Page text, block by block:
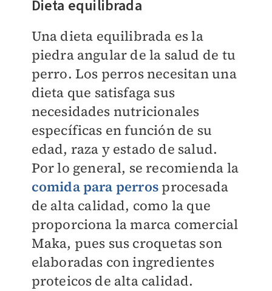
Dieta equilibrada
Una dieta equilibrada es la
piedra angular de la salud de tu
perro. Los perros necesitan una
dieta que satisfaga sus
necesidades nutricionales
específicas en función de su
edad, raza y estado de salud.
Por lo general, se recomienda la
comida para perros procesada
de alta calidad, como la que
proporciona la marca comercial
Maka, pues sus croquetas son
elaboradas con ingredientes
proteicos de alta calidad.